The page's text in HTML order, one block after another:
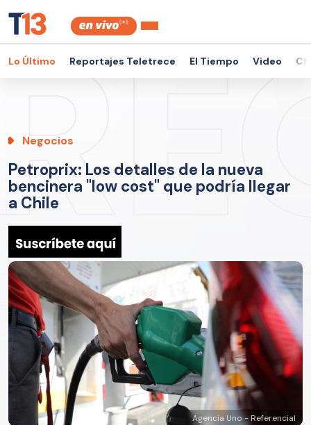
Lo Último Reportajes Teletrece El Tiempo Video
Negocios
Petroprix: Los detalles de la nueva
bencinera "low cost" que podría llegar
a Chile
Agencia Uno - Referencial